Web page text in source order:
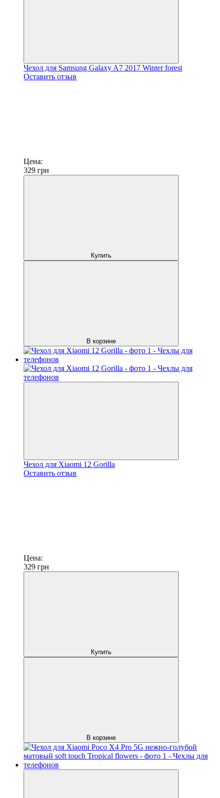
Чехол для Samsung Galaxy A7 2017 Winter forest
Оставить отзыв
Цена:
329 грн
Купить
В корзине
Чехол для Xiaomi 12 Gorilla
Оставить отзыв
Цена:
329 грн
Купить
В корзине